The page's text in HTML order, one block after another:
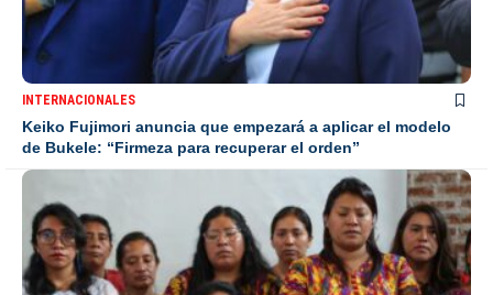
INTERNACIONALES
Keiko Fujimori anuncia que empezará a aplicar el modelo
de Bukele: “Firmeza para recuperar el orden”